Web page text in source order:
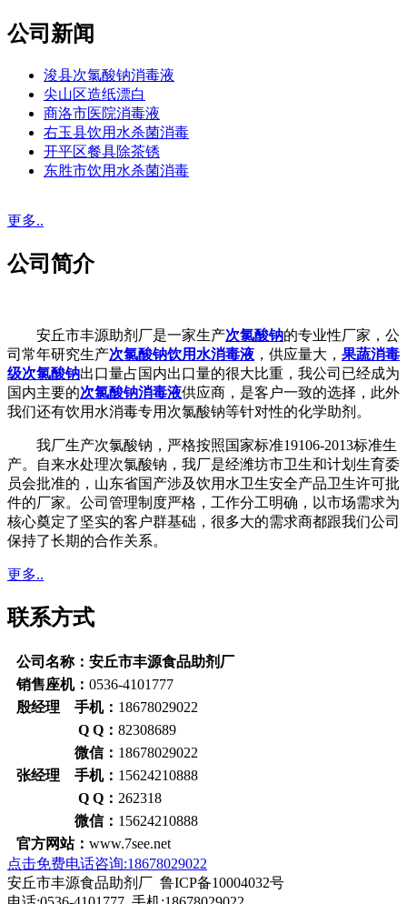
公司新闻
浚县次氯酸钠消毒液
尖山区造纸漂白
商洛市医院消毒液
右玉县饮用水杀菌消毒
开平区餐具除茶锈
东胜市饮用水杀菌消毒
更多..
公司简介
安丘市丰源助剂厂是一家生产次氯酸钠的专业性厂家，公
司常年研究生产次氯酸钠饮用水消毒液 ，供应量大， 果蔬消毒
级次氯酸钠出口量占国内出口量的很大比重，我公司已经成为
国内主要的次氯酸钠消毒液供应商，是客户一致的选择，此外
我们还有饮用水消毒专用次氯酸钠等针对性的化学助剂。
我厂生产次氯酸钠，严格按照国家标准19106-2013标准生
产。自来水处理次氯酸钠，我厂是经潍坊市卫生和计划生育委
员会批准的，山东省国产涉及饮用水卫生安全产品卫生许可批
件的厂家。公司管理制度严格，工作分工明确，以市场需求为
核心奠定了坚实的客户群基础，很多大的需求商都跟我们公司
保持了长期的合作关系。
更多..
联系方式
公司名称：安丘市丰源食品助剂厂
销售座机： 0536-4101777
殷经理 手机： 18678029022
Q Q： 82308689
微信： 18678029022
张经理 手机： 15624210888
Q Q： 262318
微信： 15624210888
官方网站： www.7see.net
点击免费电话咨询:18678029022
安丘市丰源食品助剂厂 鲁ICP备10004032号